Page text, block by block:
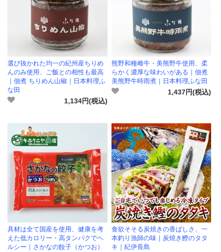
選び抜かれた均一の紀州産ちりめ
んのみ使用、ご飯との相性も最高
｜佃煮 ちりめん山椒｜日本料理ふ
な田
1,134円(税込)
熊野和種雌牛・美熊野牛使用、柔
らかく濃厚な味わいがある｜佃煮
美熊野牛時雨煮｜日本料理ふな田
1,437円(税込)
具材は全て国産を使用、健康を考
えた低カロリー・高タンパクでヘ
ルシー｜さかなの餃子（かつお）
食欲そそる炭焼きの香ばしさ、一
本釣り漁師の味｜炭焼き鰹のタタ
キ｜紀伊長島